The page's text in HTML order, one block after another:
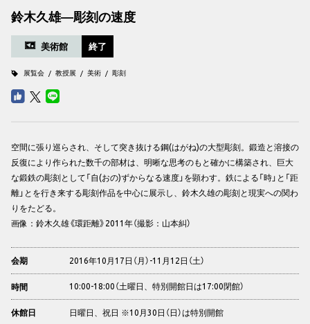
鈴木久雄―彫刻の速度
美術館 終了
展覧会 教授展 美術 彫刻
空間に張り巡らされ、そして突き抜ける鋼(はがね)の大型彫刻。鍛造と溶接の
反復により作られた数千の部材は、明晰な思考のもと確かに構築され、巨大
な鍛鉄の彫刻として「自(おの)ずからなる速度」を顕わす。鉄による「時」と「距
離」とを行き来する彫刻作品を中心に展示し、鈴木久雄の彫刻と現実への関わ
りをたどる。
画像：鈴木久雄《環距離》2011年（撮影：山本糾）
会期 2016年10月17日（月）-11月12日（土）
時間 10:00-18:00（土曜日、特別開館日は17:00閉館）
休館日 日曜日、祝日 ※10月30日（日）は特別開館